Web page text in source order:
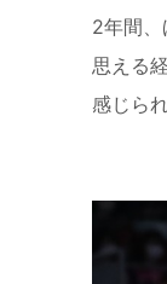
2年間
思える
感じら